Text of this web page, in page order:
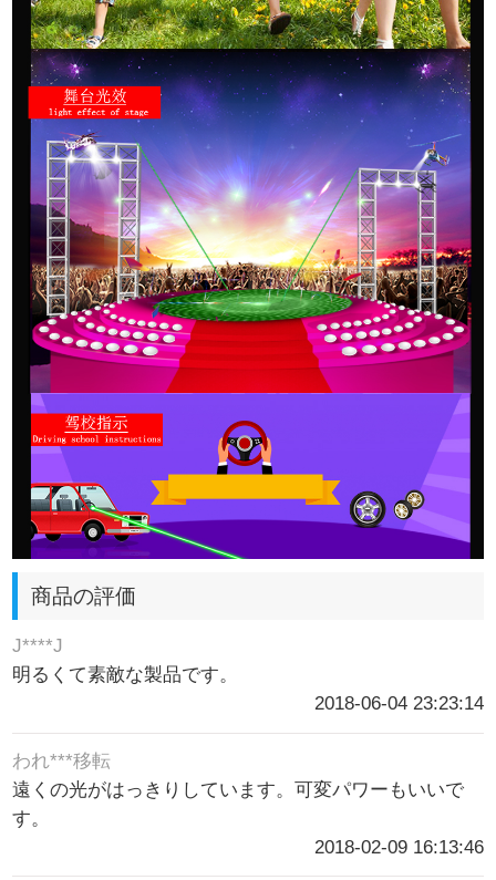
商品の評価
J****J
明るくて素敵な製品です。
2018-06-04 23:23:14
われ***移転
遠くの光がはっきりしています。可変パワーもいいで
す。
2018-02-09 16:13:46